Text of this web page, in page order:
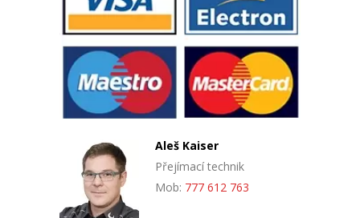
Aleš Kaiser
Přejímací technik
Mob: 777 612 763